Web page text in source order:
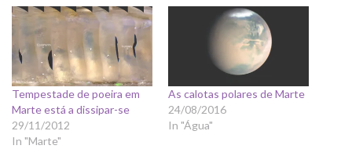
Tempestade de poeira em
Marte está a dissipar-se
29/11/2012
In "Marte"
As calotas polares de Marte
24/08/2016
In "Água"